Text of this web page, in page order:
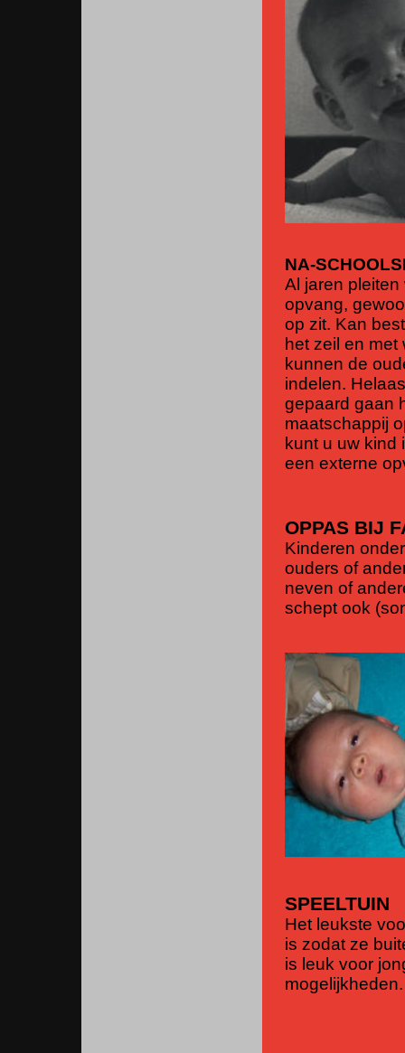
NA-
Al jaren
opvang,
op zit. Kan
het zeil en
kunnen de
indelen.
gepaard gaan
maatschappij
kunt u uw kind
een externe
OPPAS BIJ
Kinderen
ouders of
neven of
schept ook
SPEELTUIN
Het leukste
is zodat ze
is leuk voor
mogelijkheden.